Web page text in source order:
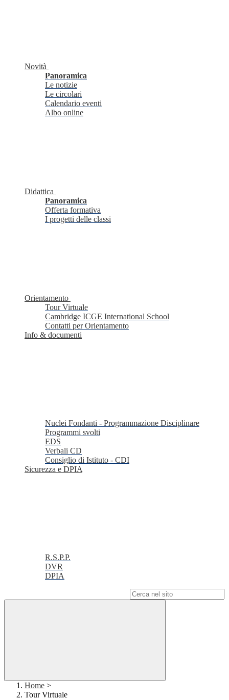
Novità
Panoramica
Le notizie
Le circolari
Calendario eventi
Albo online
Didattica
Panoramica
Offerta formativa
I progetti delle classi
Orientamento
Tour Virtuale
Cambridge ICGE International School
Contatti per Orientamento
Info & documenti
Nuclei Fondanti - Programmazione Disciplinare
Programmi svolti
EDS
Verbali CD
Consiglio di Istituto - CDI
Sicurezza e DPIA
R.S.P.P.
DVR
DPIA
Home >
Tour Virtuale